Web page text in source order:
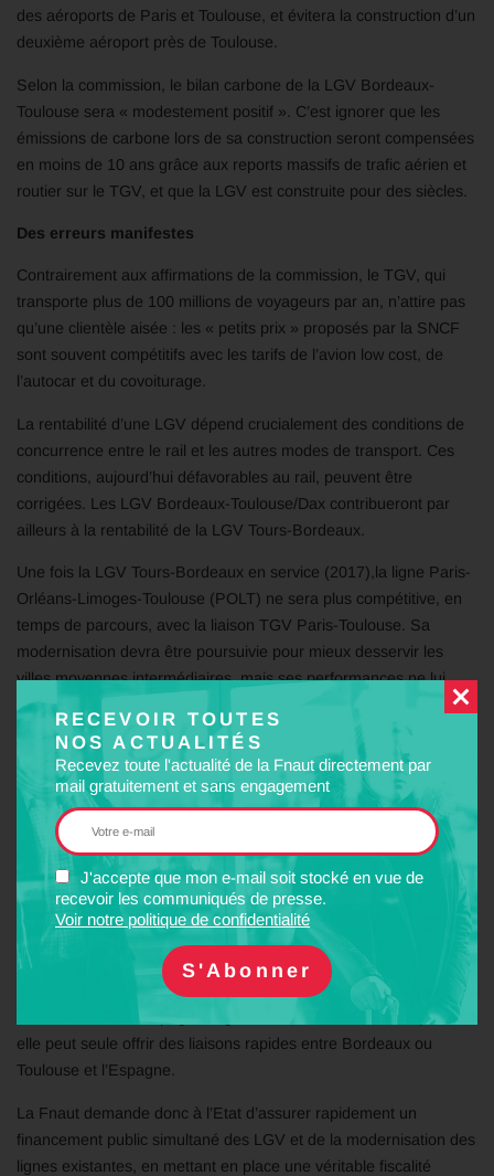
RECEVOIR TOUTES
NOS ACTUALITÉS
Recevez toute l'actualité de la Fnaut directement par
mail gratuitement et sans engagement
J'accepte que mon e-mail soit stocké en vue de
recevoir les communiqués de presse.
Voir notre politique de confidentialité
des aéroports de Paris et Toulouse, et évitera la construction d’un
deuxième aéroport près de Toulouse.
Selon la commission, le bilan carbone de la LGV Bordeaux-
Toulouse sera « modestement positif ». C’est ignorer que les
émissions de carbone lors de sa construction seront compensées
en moins de 10 ans grâce aux reports massifs de trafic aérien et
routier sur le TGV, et que la LGV est construite pour des siècles.
Des erreurs manifestes
Contrairement aux affirmations de la commission, le TGV, qui
transporte plus de 100 millions de voyageurs par an, n’attire pas
qu’une clientèle aisée : les « petits prix » proposés par la SNCF
sont souvent compétitifs avec les tarifs de l’avion low cost, de
l’autocar et du covoiturage.
La rentabilité d’une LGV dépend crucialement des conditions de
concurrence entre le rail et les autres modes de transport. Ces
conditions, aujourd’hui défavorables au rail, peuvent être
corrigées. Les LGV Bordeaux-Toulouse/Dax contribueront par
ailleurs à la rentabilité de la LGV Tours-Bordeaux.
Une fois la LGV Tours-Bordeaux en service (2017),la ligne Paris-
Orléans-Limoges-Toulouse (POLT) ne sera plus compétitive, en
temps de parcours, avec la liaison TGV Paris-Toulouse. Sa
modernisation devra être poursuivie pour mieux desservir les
villes moyennes intermédiaires, mais ses performances ne lui
permettront pas de capter du trafic aérien ou autoroutier Paris-
Toulouse.
Une alternative illusoire
Sauf à reconstruire la ligne existante Bordeaux-Toulouse, on ne
peut y porter la vitesse à 200 km/h, à des coûts raisonnables, que
sur deux tronçons rectilignes de 20 km et déjà parcourables à
160 km/h. Le gain de temps serait marginal. Faire de
l’aménagement de cette ligne une alternative à la LGV est donc
utopique.
Quant à la LGV Captieux-Dax, complétée ensuite par une
branche sud Dax-Espagne éligible à un financement européen,
elle peut seule offrir des liaisons rapides entre Bordeaux ou
Toulouse et l’Espagne.
La Fnaut demande donc à l’Etat d’assurer rapidement un
financement public simultané des LGV et de la modernisation des
lignes existantes, en mettant en place une véritable fiscalité